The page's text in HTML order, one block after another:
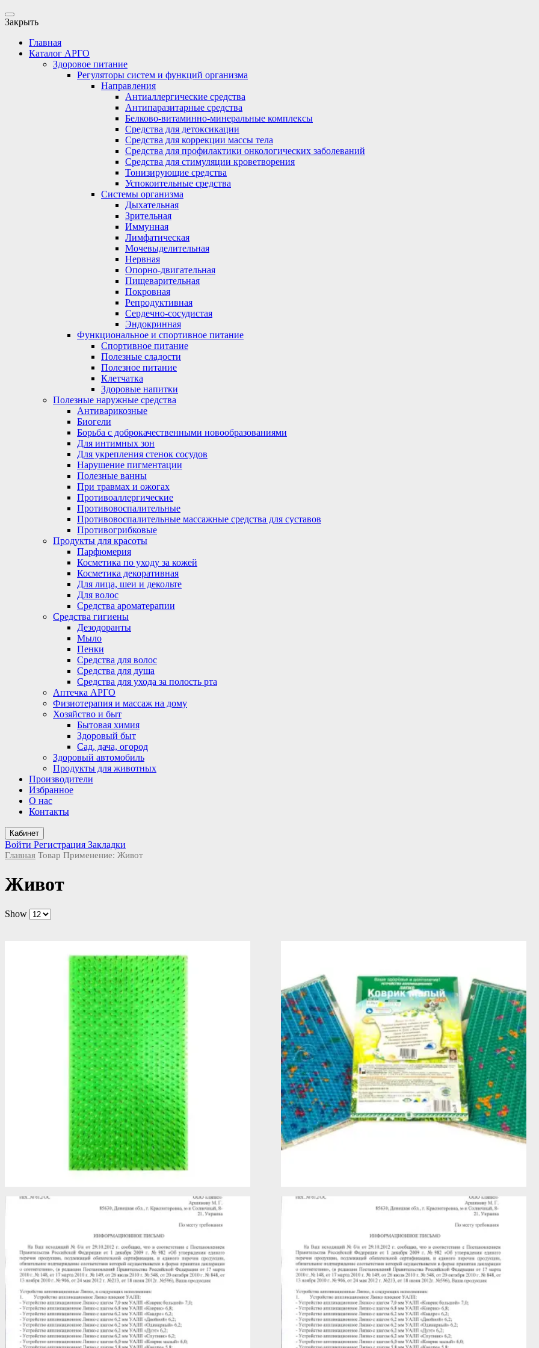
Закрыть
Главная
Каталог АРГО
Здоровое питание
Регуляторы систем и функций организма
Направления
Антиаллергические средства
Антипаразитарные средства
Белково-витаминно-минеральные комплексы
Средства для детоксикации
Средства для коррекции массы тела
Средства для профилактики онкологических заболеваний
Средства для стимуляции кроветворения
Тонизирующие средства
Успокоительные средства
Системы организма
Дыхательная
Зрительная
Иммунная
Лимфатическая
Мочевыделительная
Нервная
Опорно-двигательная
Пищеварительная
Покровная
Репродуктивная
Сердечно-сосудистая
Эндокринная
Функциональное и спортивное питание
Спортивное питание
Полезные сладости
Полезное питание
Клетчатка
Здоровые напитки
Полезные наружные средства
Антиварикозные
Биогели
Борьба с доброкачественными новообразованиями
Для интимных зон
Для укрепления стенок сосудов
Нарушение пигментации
Полезные ванны
При травмах и ожогах
Противоаллергические
Противовоспалительные
Противовоспалительные массажные средства для суставов
Противогрибковые
Продукты для красоты
Парфюмерия
Косметика по уходу за кожей
Косметика декоративная
Для лица, шеи и декольте
Для волос
Средства ароматерапии
Средства гигиены
Дезодоранты
Мыло
Пенки
Средства для волос
Средства для душа
Средства для ухода за полость рта
Аптечка АРГО
Физиотерапия и массаж на дому
Хозяйство и быт
Бытовая химия
Здоровый быт
Сад, дача, огород
Здоровый автомобиль
Продукты для животных
Производители
Избранное
О нас
Контакты
Кабинет
Войти Регистрация Закладки
Главная Товар Применение: Живот
Живот
Show